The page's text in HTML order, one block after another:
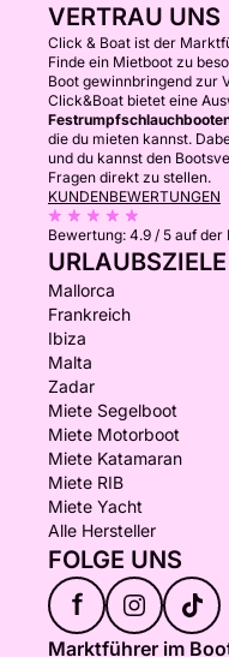
VERTRAU UNS
Click & Boat ist der
Finde ein Mietboot zu
Boot gewinnbringend zur
Click&Boat bietet eine
die du mieten kannst.
und du kannst den
Fragen direkt zu stellen.
KUNDENBEWERTUNGEN
Bewertung: 4.9 / 5 auf der
URLAUBSZIELE
Mallorca
Frankreich
Ibiza
Malta
Zadar
Miete Segelboot
Miete Motorboot
Miete Katamaran
Miete RIB
Miete Yacht
Alle Hersteller
FOLGE UNS
f
Marktführer im